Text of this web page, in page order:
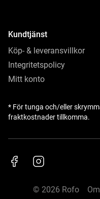
Kundtjänst
Köp- & leveransvillkor
Integritetspolicy
Mitt konto
* För tunga och/eller
fraktkostnader tillkomma.
© 2026 Rofo